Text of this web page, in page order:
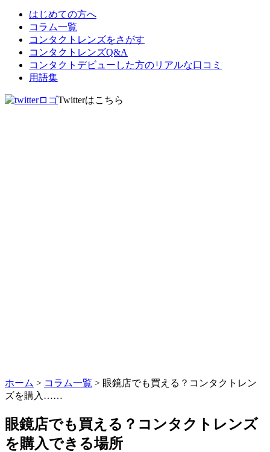
はじめての方へ
コラム一覧
コンタクトレンズをさがす
コンタクトレンズQ&A
コンタクトデビューした方のリアルな口コミ
用語集
Twitterはこちら
ホーム > コラム一覧 > 眼鏡店でも買える？コンタクトレン
ズを購入……
眼鏡店でも買える？コンタクトレンズ
を購入できる場所